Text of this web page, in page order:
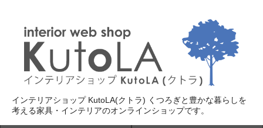
インテリアショップ KutoLA(クトラ) くつろぎと豊かな暮らしを
考える家具・インテリアのオンラインショップです。